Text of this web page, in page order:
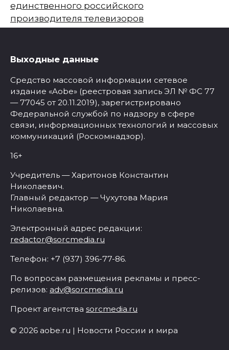
единственного российского
производителя телевизоров
Выходные данные
Средство массовой информации сетевое
издание «Aobe» (реестровая запись ЭЛ № ФС 77
— 77045 от 20.11.2019), зарегистрировано
Федеральной службой по надзору в сфере
связи, информационных технологий и массовых
коммуникаций (Роскомнадзор).
16+
Учредитель — Харитонов Константин
Николаевич.
Главный редактор — Чухутова Мария
Николаевна.
Электронный адрес редакции:
redactor@sorcmedia.ru
Телефон: +7 (937) 396-77-86.
По вопросам размещения рекламы и пресс-
релизов: adv@sorcmedia.ru
Проект агентства sorcmedia.ru
© 2026 aobe.ru | Новости России и мира